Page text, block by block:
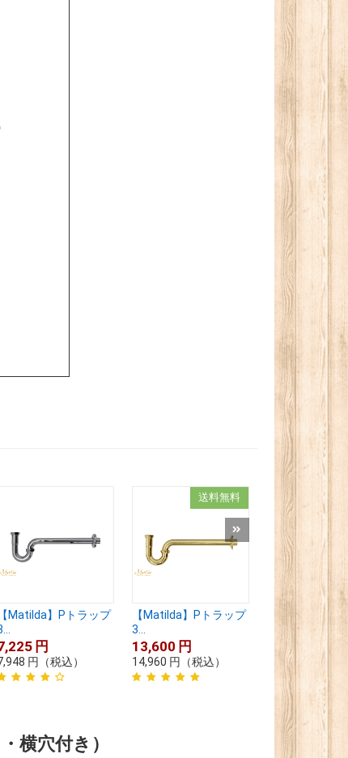
【Matilda】Pトラップ
円
円 （税込）
送料無料
【Matilda】Pトラップ
3...
13,600 円
14,960 円 （税込）
【Matilda】P
15,300 円
16,830 （税
横穴付き）